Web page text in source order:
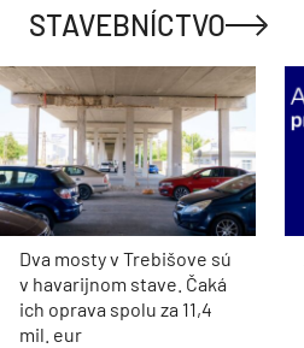
STAVEBNÍCTVO
Dva mosty v Trebišove sú
v havarijnom stave. Čaká
ich oprava spolu za 11,4
mil. eur